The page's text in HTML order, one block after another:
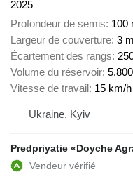
2025
Profondeur de semis 100
Largeur de couverture 3 m
Écartement des rangs
Volume du réservoir
Vitesse de travail 15 km/h
Ukraine, Kyiv
Predpriyatie «Doyche